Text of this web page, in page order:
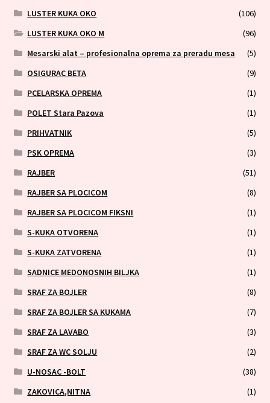
LUSTER KUKA OKO
(106)
LUSTER KUKA OKO M
(96)
Mesarski alat – profesionalna oprema za preradu mesa
(5)
OSIGURAC BETA
(9)
PCELARSKA OPREMA
(1)
POLET Stara Pazova
(1)
PRIHVATNIK
(5)
PSK OPREMA
(3)
RAJBER
(51)
RAJBER SA PLOCICOM
(8)
RAJBER SA PLOCICOM FIKSNI
(1)
S-KUKA OTVORENA
(1)
S-KUKA ZATVORENA
(1)
SADNICE MEDONOSNIH BILJKA
(1)
SRAF ZA BOJLER
(8)
SRAF ZA BOJLER SA KUKAMA
(7)
SRAF ZA LAVABO
(3)
SRAF ZA WC SOLJU
(2)
U-NOSAC -BOLT
(38)
ZAKOVICA,NITNA
(1)